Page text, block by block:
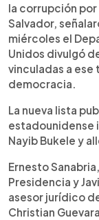
la corrupción
Salvador,
miércoles el
Unidos divulgó
vinculadas a ese
democracia.
La nueva lista
estadounidense
Nayib Bukele y
Ernesto
Presidencia y
asesor jurídico
Christian